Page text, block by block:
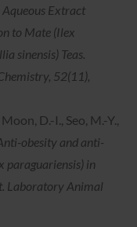
Extract
to Mate (Ilex
sinensis) Teas.
52(11),
D.-I., Seo, M.-Y.,
obesity and anti-
paraguariensis) in
Laboratory Animal